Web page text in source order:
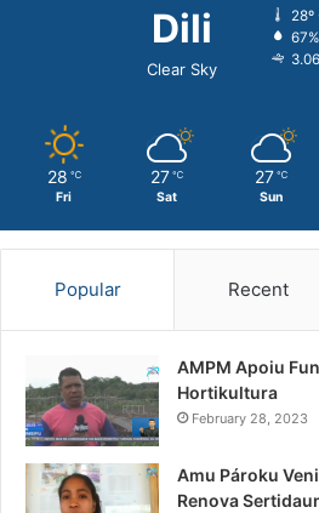
Dili
Clear Sky
28º
67%
28 ℃
Fri
27 ℃
Sat
27 ℃
Sun
Popular Recent
AMPM Apoiu
Hortikultura
February 28, 2023
Amu Pároku
Renova